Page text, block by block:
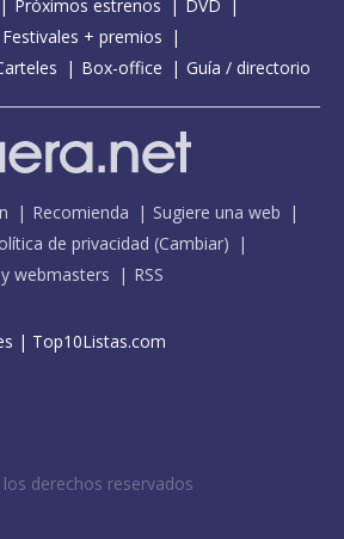
Próximos estrenos
DVD
Festivales + premios
Box-office Guía / directorio
Recomienda
Sugiere una web
de privacidad (Cambiar)
webmasters RSS
| Top10Listas.com
derechos reservados